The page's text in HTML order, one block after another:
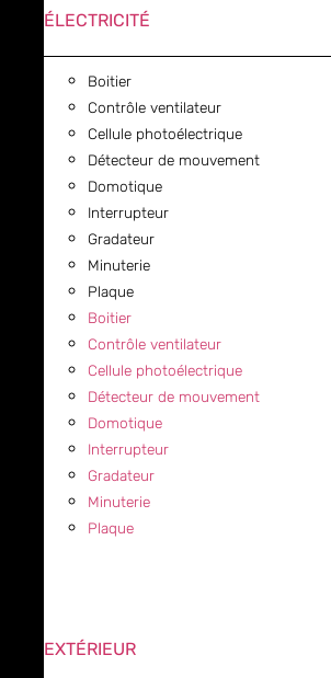
ÉLECTRICITÉ
Boitier
Contrôle ventilateur
Cellule photoélectrique
Détecteur de mouvement
Domotique
Interrupteur
Gradateur
Minuterie
Plaque
Boitier
Contrôle ventilateur
Cellule photoélectrique
Détecteur de mouvement
Domotique
Interrupteur
Gradateur
Minuterie
Plaque
EXTÉRIEUR